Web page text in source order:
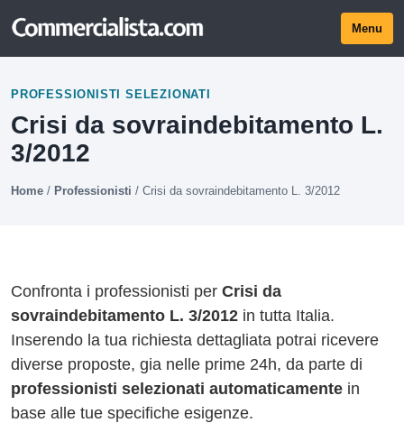
Menu
PROFESSIONISTI SELEZIONATI
Crisi da sovraindebitamento L.
3/2012
Home / Professionisti / Crisi da sovraindebitamento L. 3/2012
Confronta i professionisti per Crisi da
sovraindebitamento L. 3/2012 in tutta Italia.
Inserendo la tua richiesta dettagliata potrai ricevere
diverse proposte, gia nelle prime 24h, da parte di
professionisti selezionati automaticamente in
base alle tue specifiche esigenze.